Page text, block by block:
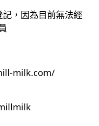
，因為目前無法經
milk.com/